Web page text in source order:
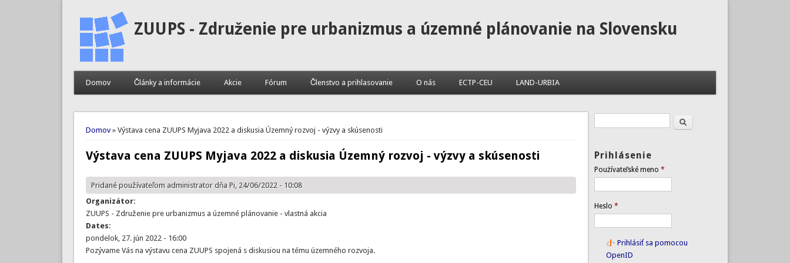
ZUUPS - Združenie pre urbanizmus a územné plánovanie na Slovensku
Domov Články a informácie Akcie Fórum Členstvo a prihlasovanie O nás ECTP-CEU LAND-URBIA
Nachádzate sa tu
Domov» Výstava cena ZUUPS Myjava 2022 a diskusia Územný rozvoj - výzvy a skúsenosti
Výstava cena ZUUPS Myjava 2022 a diskusia Územný rozvoj - výzvy a skúsenosti
Pridané používateľom administratordňa Pi, 24/06/2022 - 10:08
Organizátor:
ZUUPS - Združenie pre urbanizmus a územné plánovanie - vlastná akcia
Dates:
pondelok, 27. jún 2022 - 16:00
Pozývame Vás na výstavu cena ZUUPS spojená s diskusiou na tému územného rozvoja.
Vyhľadávanie
Hľadať
Prihlásenie
Používateľské meno *
Heslo *
Prihlásiť sa pomocou
OpenID